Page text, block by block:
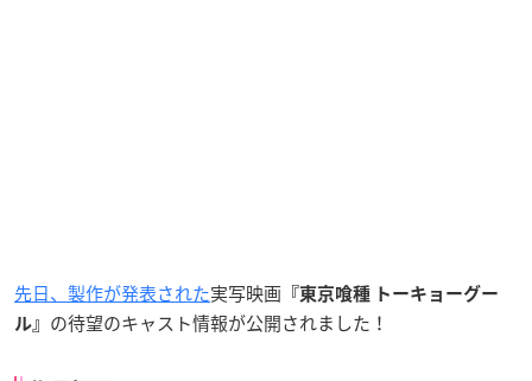
先日、製作が発表された実写映画 『東京喰種 トーキョーグー
ル』 の待望のキャスト情報が公開されました！